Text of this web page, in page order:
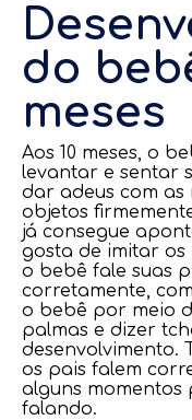
do
meses
Aos 10 meses, o
levantar e sentar
dar adeus com as
objetos
já consegue
gosta de imitar os
o bebê fale suas
corretamente,
o bebê por meio
palmas e dizer
desenvolvimento.
os pais falem
alguns momentos
falando.